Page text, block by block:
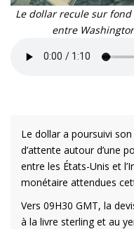
Le dollar recule sur fond
entre
Le dollar a poursuivi
d’attente autour d’une
entre les États-Unis et
monétaire attendues
Vers 09H30 GMT, la
à la livre sterling et au